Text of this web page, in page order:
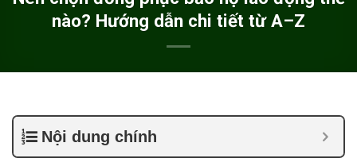
nào? Hướng dẫn chi tiết từ A–Z
Nội dung chính